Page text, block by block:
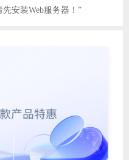
安装Web服务器！”